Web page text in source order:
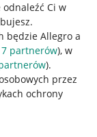
odnaleźć Ci w
będzie Allegro a
partnerów), w
).
przez
ochrony